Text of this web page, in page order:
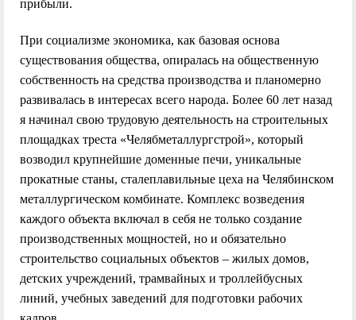
прибыли.
При социализме экономика, как базовая основа
существования общества, опиралась на общественную
собственность на средства производства и планомерно
развивалась в интересах всего народа. Более 60 лет назад
я начинал свою трудовую деятельность на строительных
площадках треста «Челябметаллургстрой», который
возводил крупнейшие доменные печи, уникальные
прокатные станы, сталеплавильные цеха на Челябинском
металлургическом комбинате. Комплекс возведения
каждого объекта включал в себя не только создание
производственных мощностей, но и обязательно
строительство социальных объектов – жилых домов,
детских учреждений, трамвайных и троллейбусных
линий, учебных заведений для подготовки рабочих